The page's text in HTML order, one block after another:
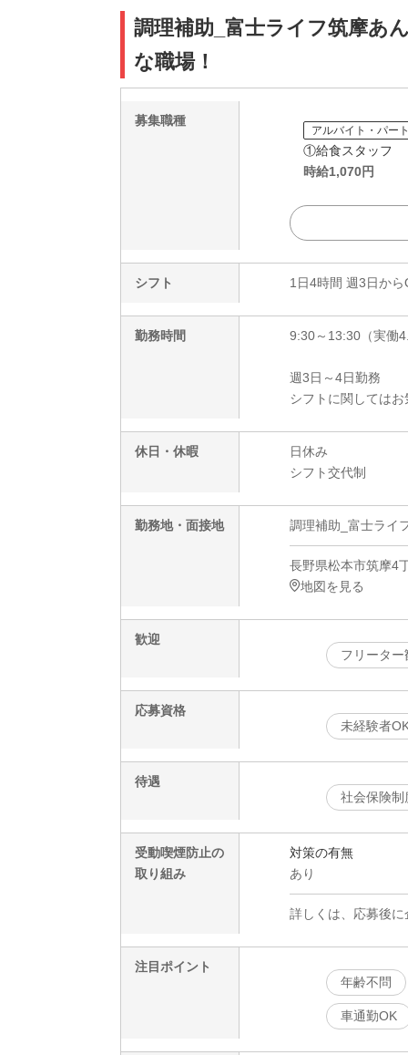
調理補助_富士ライフ筑摩あ
な職場！
募集職種
アルバイト・パー
①給食スタッフ
時給1,070円
シフト 1日4時間 週3日から
勤務時間 9:30～13:30（実働
週3日～4日勤務
シフトに関しては
休日・休暇
日休み
シフト交代制
勤務地・面接地 調理補助_富士ライ
長野県松本市筑摩4
地図を見る
歓迎
フリーター
応募資格
未経験者
待遇
社会保険制
受動喫煙防止の
取り組み
対策の有無
あり
詳しくは、応募後
注目ポイント
年齢不問
車通勤OK